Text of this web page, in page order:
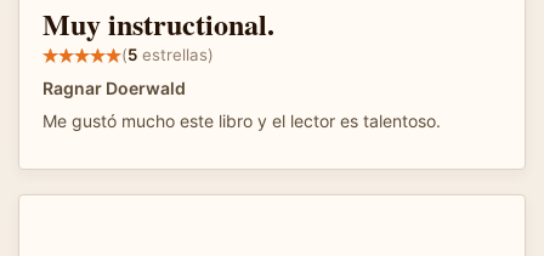
Muy instructional.
(5 estrellas)
Ragnar Doerwald
Me gustó mucho este libro y el lector es talentoso.